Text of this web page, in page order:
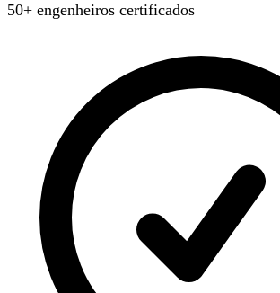
50+ engenheiros certificados